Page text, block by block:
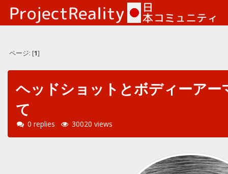
ページ: [1]
ヘッドショットとボディーアー
て
0 replies 30020 views